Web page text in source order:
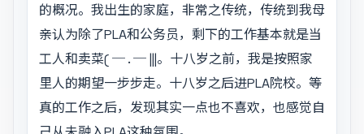
的概况。我出生的家庭，非常之传统，传统到我母
亲认为除了PLA和公务员，剩下的工作基本就是当
工人和卖菜( ─ . ─ |||。十八岁之前，我是按照家
里人的期望一步步走。十八岁之后进PLA院校。等
真的工作之后，发现其实一点也不喜欢，也感觉自